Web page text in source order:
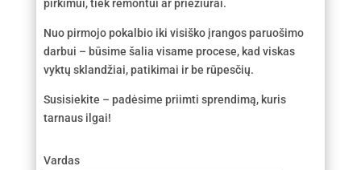
pirkimui, tiek remontui ar priežiūrai.
Nuo pirmojo pokalbio iki visiško įrangos paruošimo
darbui – būsime šalia visame procese, kad viskas
vyktų sklandžiai, patikimai ir be rūpesčių.
Susisiekite – padėsime priimti sprendimą, kuris
tarnaus ilgai!
Vardas